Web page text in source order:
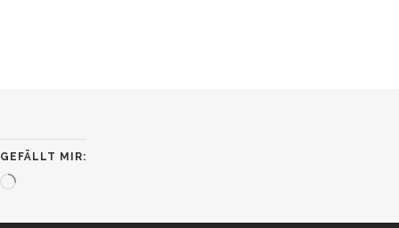
GEFÄLLT MIR:
Wird